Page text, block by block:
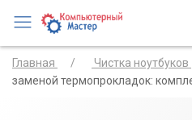
Главная Чистка ноутбуков
заменой термопрокладок: